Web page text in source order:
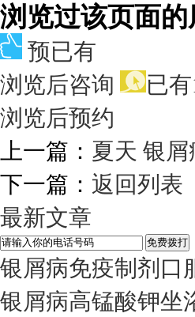
浏览过该页面
预已有
浏览后咨询
已有
浏览后预约
上一篇： 夏天 银屑
下一篇： 返回列表
最新文章
银屑病免疫制剂口
银屑病高锰酸钾坐